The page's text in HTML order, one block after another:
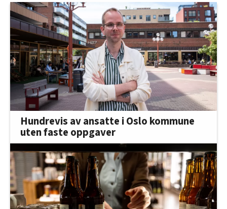
Hundrevis av ansatte i Oslo kommune
uten faste oppgaver